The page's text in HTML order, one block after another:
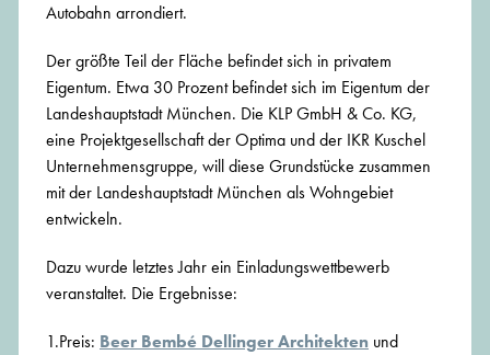
Autobahn arrondiert.
Der größte Teil der Fläche befindet sich in privatem
Eigentum. Etwa 30 Prozent befindet sich im Eigentum der
Landeshauptstadt München. Die KLP GmbH & Co. KG,
eine Projektgesellschaft der Optima und der IKR Kuschel
Unternehmensgruppe, will diese Grundstücke zusammen
mit der Landeshauptstadt München als Wohngebiet
entwickeln.
Dazu wurde letztes Jahr ein Einladungswettbewerb
veranstaltet. Die Ergebnisse:
1.Preis: Beer Bembé Dellinger Architekten und